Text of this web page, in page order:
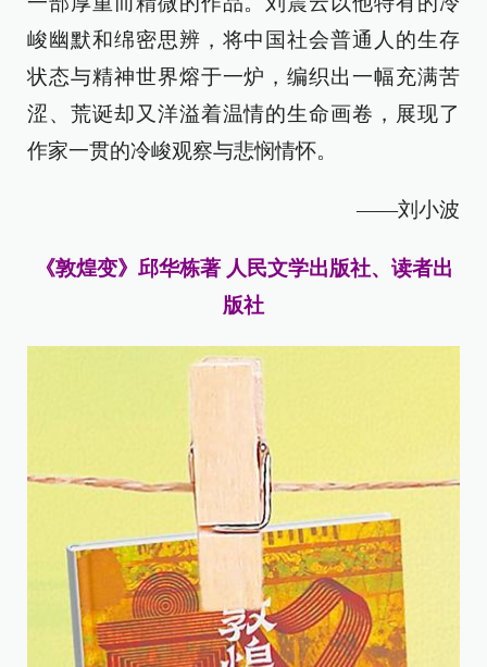
峻幽默和绵密思辨，将中国社会普通人的生存
状态与精神世界熔于一炉，编织出一幅充满苦
涩、荒诞却又洋溢着温情的生命画卷，展现了
作家一贯的冷峻观察与悲悯情怀。
——刘小波
《敦煌变》邱华栋著 人民文学出版社、读者出
版社